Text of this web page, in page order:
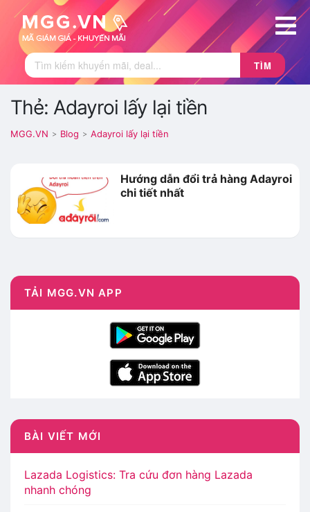
TÌM
Thẻ: Adayroi lấy lại tiền
MGG.VN > Blog > Adayroi lấy lại tiền
Hướng dẫn đổi trả hàng Adayroi
chi tiết nhất
TẢI MGG.VN APP
BÀI VIẾT MỚI
Lazada Logistics: Tra cứu đơn hàng Lazada
nhanh chóng